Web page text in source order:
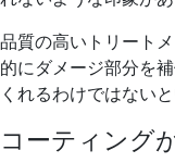
品質の高いトリート
的にダメージ部分を
くれるわけではない
コーティング